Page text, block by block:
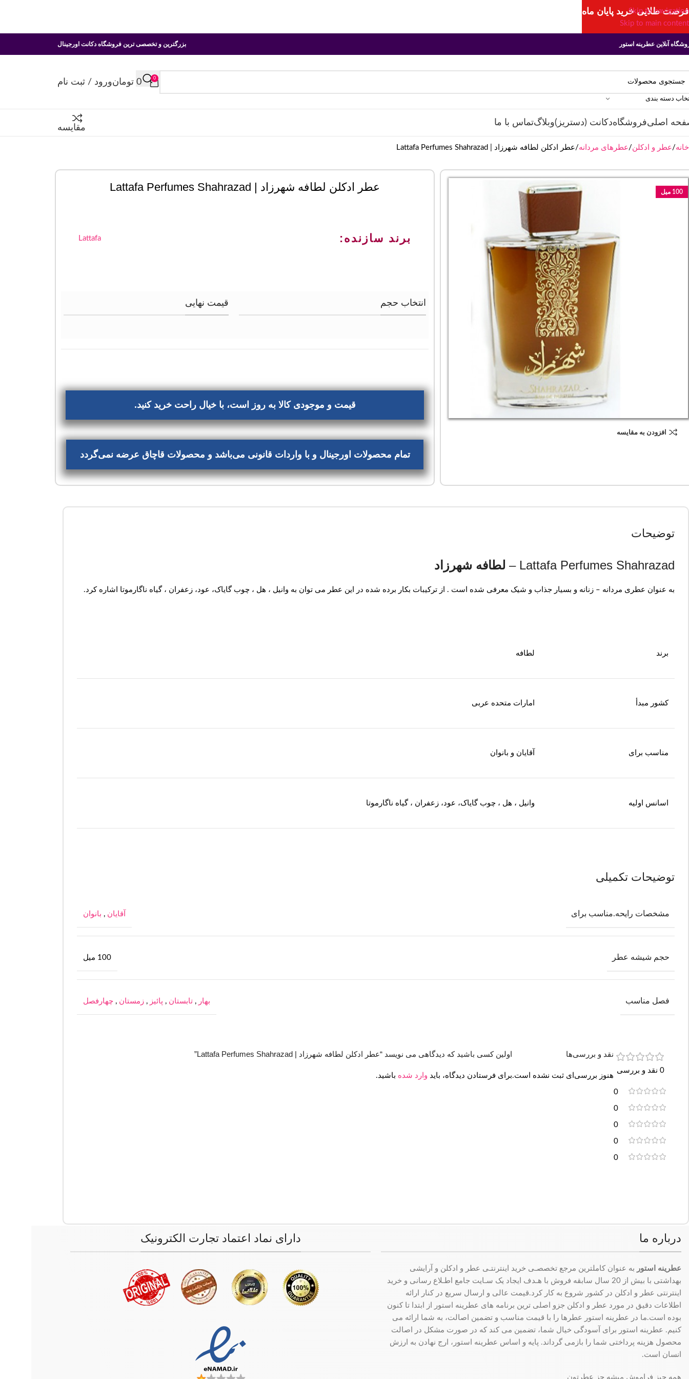
Skip to navigation
Skip to main content
آنلاین عطرینه استور بزرگترین و تخصصی ترین فروشگاه دکانت اورجینال
دسته بندی
0
0 تومانورود / ثبت نام
اصلیفروشگاهدکانت (دستریز)وبلاگتماس با ما
مقایسه
خانه عطر و ادکلن عطرهای مردانه عطر ادکلن لطافه شهرزاد | Lattafa Perfumes Shahrazad
100 میل
افزودن به مقایسه
عطر ادکلن لطافه شهرزاد | Lattafa Perfumes Shahrazad
برند سازنده: Lattafa
انتخاب حجم قیمت نهایی
قیمت و موجودی کالا به روز است، با خیال راحت خرید کنید.
تمام محصولات اورجینال و با واردات قانونی می‌باشد و محصولات قاچاق عرضه نمی‌گردد
توضیحات
Lattafa Perfumes Shahrazad – لطافه شهرزاد
به عنوان عطری مردانه – زنانه و بسیار جذاب و شیک معرفی شده است . از ترکیبات بکار برده شده در این عطر می توان به وانیل ، هل ، چوب گایاک، عود، زعفران ، گیاه ناگارموتا اشاره کرد.
برند لطافه
کشور مبدأ امارات متحده عربی
مناسب برای آقایان و بانوان
اسانس اولیه وانیل ، هل ، چوب گایاک، عود، زعفران ، گیاه ناگارموتا
توضیحات تکمیلی
مشخصات رایحه.مناسب برای آقایان , بانوان
حجم شیشه عطر 100 میل
فصل مناسب بهار , تابستان , پائیز , زمستان , چهارفصل
0 نقد و بررسی
0
0
0
0
0
نقد و بررسی‌ها
هنوز بررسی‌ای ثبت نشده است.
اولین کسی باشید که دیدگاهی می نویسد “عطر ادکلن لطافه شهرزاد | Lattafa Perfumes Shahrazad”
برای فرستادن دیدگاه، باید وارد شده باشید.
درباره ما
عطرینه استور به عنوان کاملترین مرجع تخصصـی خرید اینترنتـی عطر و ادکلن و آرایشی
بهداشتی با بیش از 20 سال سابقه فروش با هـدف ایجاد یک سـایت جامع اطـلاع رسانی و خرید
اینترنتی عطر و ادکلن در کشور شروع به کار کرد.قیمت عالی و ارسال سریع در کنار ارائه
اطلاعات دقیق در مورد عطر و ادکلن جزو اصلی ترین برنامه های عطرینه استور از ابتدا تا کنون
بوده است.ما در عطرینه استور عطرها را با قیمت مناسب و تضمین اصالت، به شما ارائه می
کنیم. عطرینه استور برای آسودگی خیال شما، تضمین می کند که در صورت مشکل در اصالت
محصول هزینه پرداختی شما را بازمی گرداند. پایه و اساس عطرینه استور، ارج نهادن به ارزش
انسان است.
همه چیز فراموش میشه جز عطرتون
دارای نماد اعتماد تجارت الکترونیک
فرصت طلایی خرید پایان ماه